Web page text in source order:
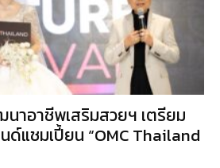
าอาชีพเสริมสวยฯ เตรียม
ด์แชมเปี้ยน “OMC Thailand